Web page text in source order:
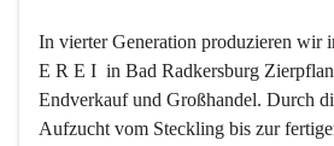
In vierter Generation produzieren wir
E R E I  in Bad Radkersburg
Endverkauf und Großhandel. Durch
Aufzucht vom Steckling bis zur